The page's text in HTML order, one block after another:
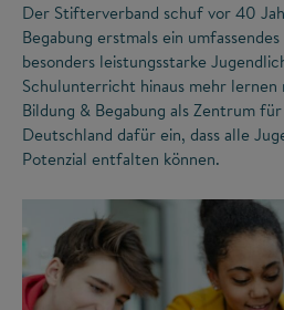
Der Stifterverband schuf vor 40
Begabung erstmals ein
besonders leistungsstarke
Schulunterricht hinaus mehr
Bildung & Begabung als Zentrum
Deutschland dafür ein, dass alle
Potenzial entfalten können.